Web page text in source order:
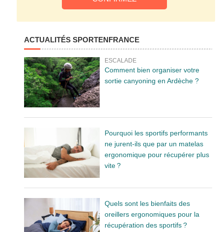
ACTUALITÉS SPORTENFRANCE
ESCALADE
Comment bien organiser votre
sortie canyoning en Ardèche ?
Pourquoi les sportifs performants
ne jurent-ils que par un matelas
ergonomique pour récupérer plus
vite ?
Quels sont les bienfaits des
oreillers ergonomiques pour la
récupération des sportifs ?